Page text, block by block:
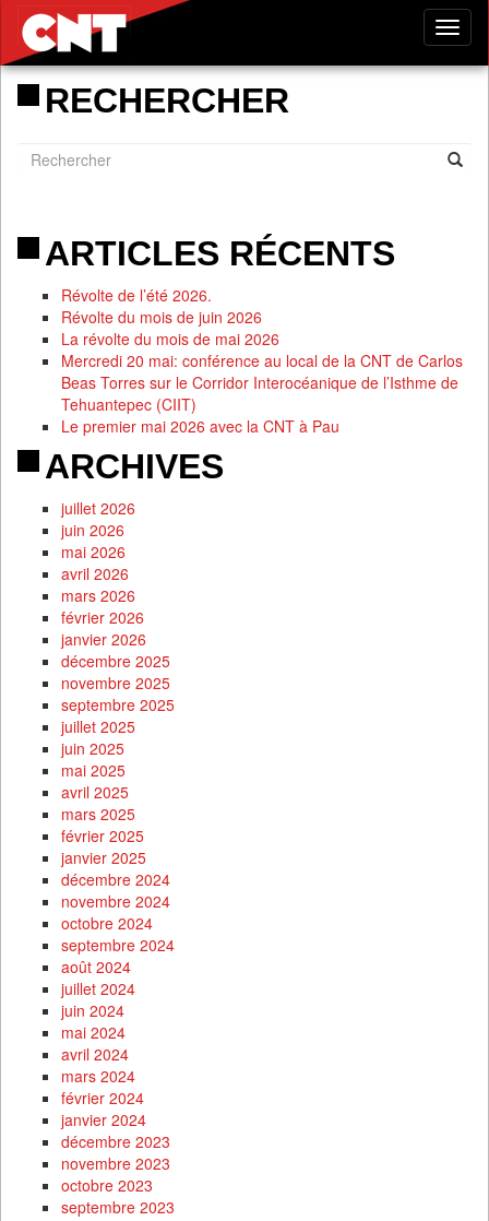
RECHERCHER
ARTICLES RÉCENTS
Révolte de l’été 2026.
Révolte du mois de juin 2026
La révolte du mois de mai 2026
Mercredi 20 mai: conférence au local de la CNT de Carlos
Beas Torres sur le Corridor Interocéanique de l’Isthme de
Tehuantepec (CIIT)
Le premier mai 2026 avec la CNT à Pau
ARCHIVES
juillet 2026
juin 2026
mai 2026
avril 2026
mars 2026
février 2026
janvier 2026
décembre 2025
novembre 2025
septembre 2025
juillet 2025
juin 2025
mai 2025
avril 2025
mars 2025
février 2025
janvier 2025
décembre 2024
novembre 2024
octobre 2024
septembre 2024
août 2024
juillet 2024
juin 2024
mai 2024
avril 2024
mars 2024
février 2024
janvier 2024
décembre 2023
novembre 2023
octobre 2023
septembre 2023